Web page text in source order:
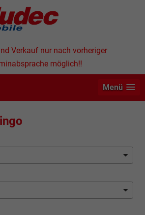
Verkauf nur nach vorheriger
möglich!!
Menü